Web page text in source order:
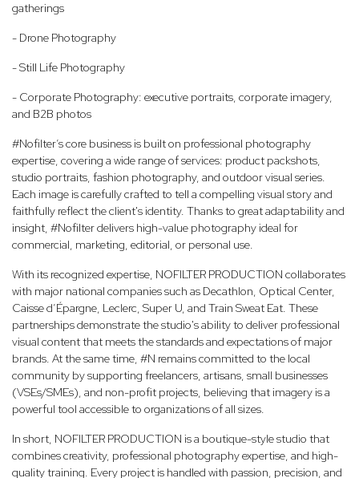
gatherings
- Drone Photography
- Still Life Photography
- Corporate Photography: executive portraits, corporate imagery,
and B2B photos
#Nofilter’s core business is built on professional photography
expertise, covering a wide range of services: product packshots,
studio portraits, fashion photography, and outdoor visual series.
Each image is carefully crafted to tell a compelling visual story and
faithfully reflect the client's identity. Thanks to great adaptability and
insight, #Nofilter delivers high-value photography ideal for
commercial, marketing, editorial, or personal use.
With its recognized expertise, NOFILTER PRODUCTION collaborates
with major national companies such as Decathlon, Optical Center,
Caisse d’Épargne, Leclerc, Super U, and Train Sweat Eat. These
partnerships demonstrate the studio's ability to deliver professional
visual content that meets the standards and expectations of major
brands. At the same time, #N remains committed to the local
community by supporting freelancers, artisans, small businesses
(VSEs/SMEs), and non-profit projects, believing that imagery is a
powerful tool accessible to organizations of all sizes.
In short, NOFILTER PRODUCTION is a boutique-style studio that
combines creativity, professional photography expertise, and high-
quality training. Every project is handled with passion, precision, and